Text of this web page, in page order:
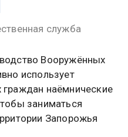
служба
Вооружённых
использует
наёмнические
заниматься
Запорожья